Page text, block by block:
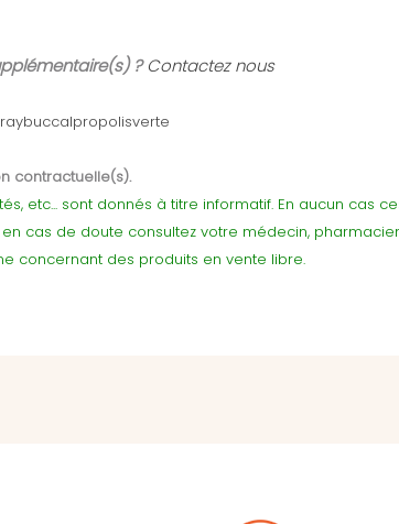
?Contactez nous
contractuelle(s).
etc... sont donnés à titre informatif. En aucun cas
cas de doute consultez votre médecin,
concernant des produits en vente libre.